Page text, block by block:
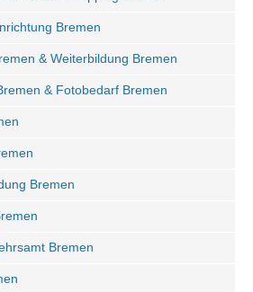
Bremen
& Weiterbildung Bremen
& Fotobedarf Bremen
Bremen
Bremen